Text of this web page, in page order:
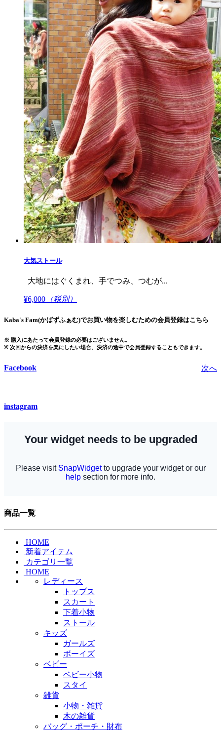
大気ストール
大地にはぐくまれ、手でつみ、つむが...
¥6,000 （税別）
Kaba's Fam(かばずふぁむ)でお買い物を楽しむための会員登録はこちら
※ 購入にあたって会員登録の必要はございません。
※ 次回からの決済を楽にしたい場合、決済の途中で会員登録することもできます。
次へ
Facebook
instagram
商品一覧
HOME
新着アイテム
カテゴリ一覧
HOME
レディース
トップス
スカート
下着小物
ストール
キッズ
ガールズ
ボーイズ
ベビー
ベビー小物
スタイ
雑貨
小物・雑貨
木の雑貨
バッグ・ポーチ・財布